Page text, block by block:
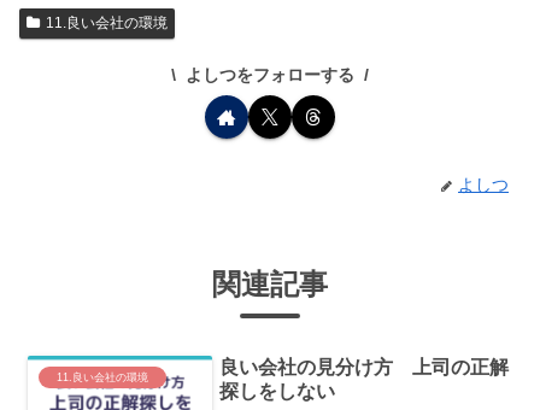
11.良い会社の環境
よしつをフォローする
よしつ
関連記事
11.良い会社の環境
良い会社の見分け方 上司の正解
探しをしない